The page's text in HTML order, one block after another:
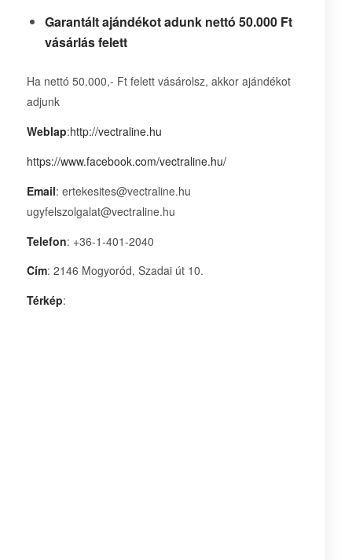
Garantált ajándékot adunk nettó 50.000 Ft
vásárlás felett
Ha nettó 50.000,- Ft felett vásárolsz, akkor ajándékot
adjunk
Weblap:http://vectraline.hu
https://www.facebook.com/vectraline.hu/
Email: ertekesites@vectraline.hu
ugyfelszolgalat@vectraline.hu
Telefon: +36-1-401-2040
Cím: 2146 Mogyoród, Szadai út 10.
Térkép: